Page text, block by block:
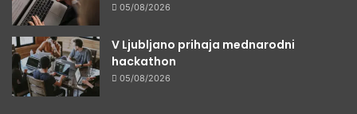
05/08/2026
V Ljubljano prihaja mednarodni
hackathon
05/08/2026